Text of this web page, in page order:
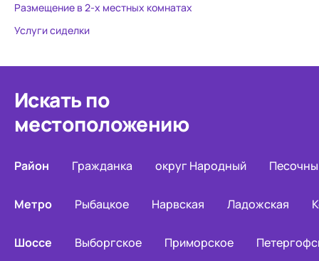
Размещение в 2-х местных комнатах
Услуги сиделки
Искать по
местоположению
Район Гражданка округ Народный
Метро Рыбацкое Нарвская Ладожская
Шоссе Выборгское Приморское